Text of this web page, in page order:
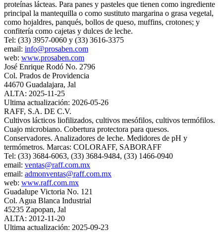
proteínas lácteas. Para panes y pasteles que tienen como ingrediente
principal la mantequilla o como sustituto margarina o grasa vegetal,
como hojaldres, panqués, bollos de queso, muffins, crotones; y
confitería como cajetas y dulces de leche.
Tel: (33) 3957-0060 y (33) 3616-3375
email: info@prosaben.com
web: www.prosaben.com
José Enrique Rodó No. 2796
Col. Prados de Providencia
44670 Guadalajara, Jal
ALTA: 2025-11-25
Ultima actualización: 2026-05-26
RAFF, S.A. DE C.V.
Cultivos lácticos liofilizados, cultivos mesófilos, cultivos termófilos.
Cuajo microbiano. Cobertura protectora para quesos.
Conservadores. Analizadores de leche. Medidores de pH y
termómetros. Marcas: COLORAFF, SABORAFF
Tel: (33) 3684-6063, (33) 3684-9484, (33) 1466-0940
email: ventas@raff.com.mx
email: admonventas@raff.com.mx
web: www.raff.com.mx
Guadalupe Victoria No. 121
Col. Agua Blanca Industrial
45235 Zapopan, Jal
ALTA: 2012-11-20
Ultima actualización: 2025-09-23